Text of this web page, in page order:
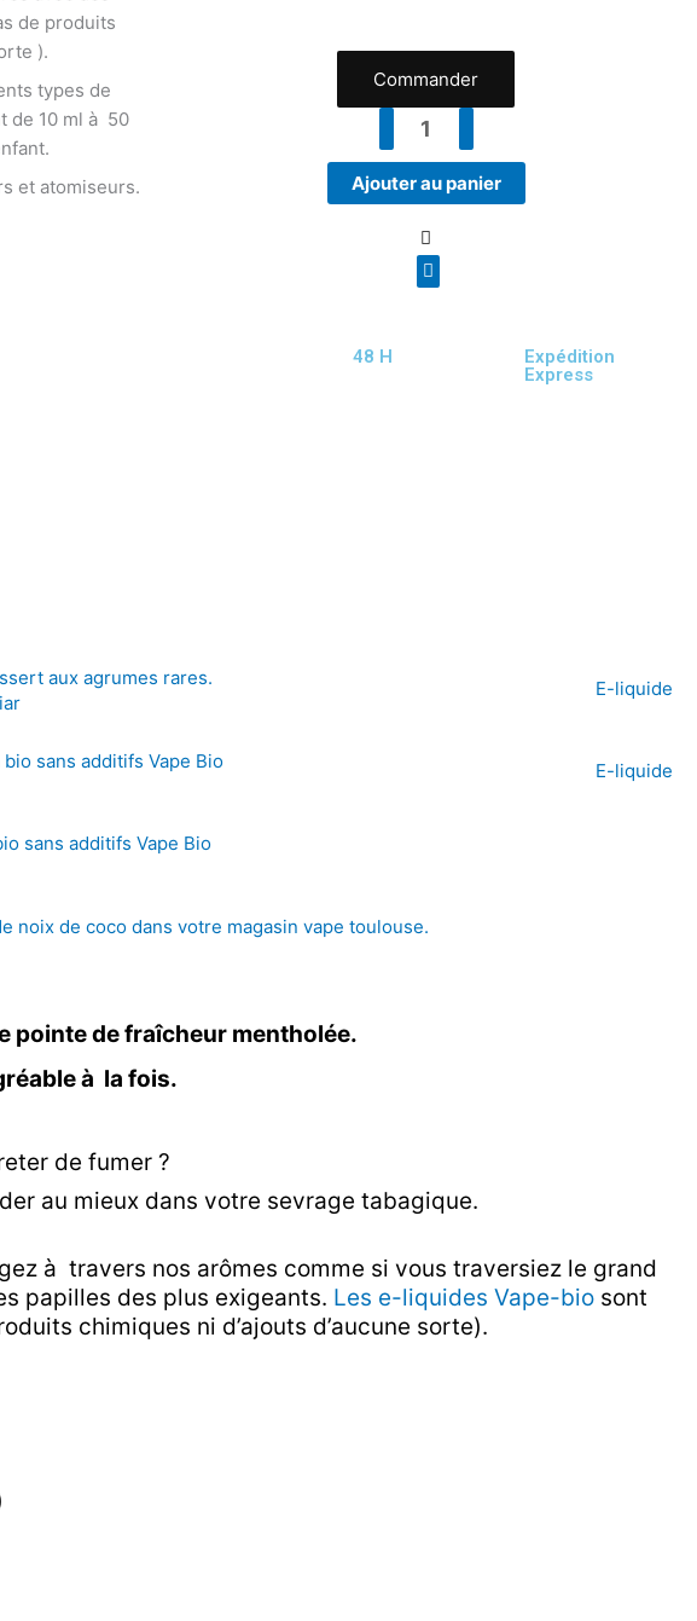
de produits
).
types de
de 10 ml à 50
et atomiseurs.
Ajouter au panier
Commander
48 H
Expédition
Express
E-liquide
E-liquide
pointe de fraîcheur mentholée.
à la fois.
de fumer ?
au mieux dans votre sevrage tabagique.
à travers nos arômes comme si vous traversiez le grand
papilles des plus exigeants. Les e-liquides Vape-bio sont
chimiques ni d’ajouts d’aucune sorte).